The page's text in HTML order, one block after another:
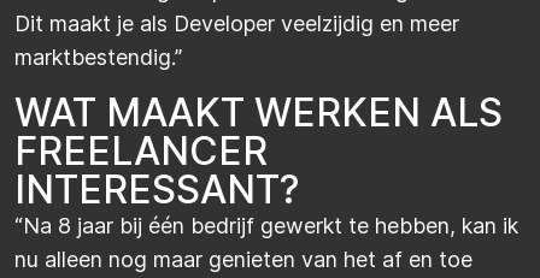
Dit maakt je als Developer veelzijdig en meer
marktbestendig.”
WAT MAAKT WERKEN ALS
FREELANCER
INTERESSANT?
“Na 8 jaar bij één bedrijf gewerkt te hebben, kan ik
nu alleen nog maar genieten van het af en toe